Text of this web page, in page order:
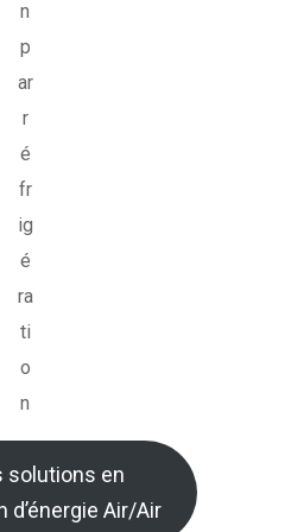
n
p
ar
r
é
fr
ig
é
ra
ti
o
n
solutions en
d’énergie Air/Air